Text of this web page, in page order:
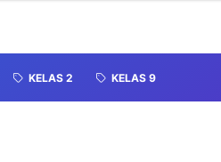
KELAS 2 KELAS 9